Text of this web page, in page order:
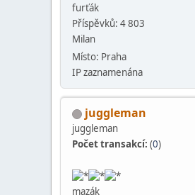
furťák
Příspěvků: 4 803
Milan
Místo: Praha
IP zaznamenána
juggleman
juggleman
Počet transakcí: (0)
mazák